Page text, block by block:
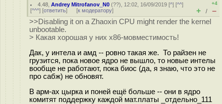
4.48 ,Andrey Mitrofanov_N0 (??), 12:02, 16/09/2019 [^] [^^]
[^^^] [ответить] [к модератору]
+4
+ / –
>>Disabling it on a Zhaoxin CPU might render the kernel
unbootable.
> Какая хорошая у них x86-мовместимость!
Дак, у интела и амд -- ровно такая же. То райзен не
грузится, пока новое ядро не вышло, то новые интелы
вообще не работают, пока биос (да, я знаю, что это не
про сабж) не обновят.
В арм-ах цырка и поней ещё больше -- они в ядро
комитят поддержку каждой мат.платы _отдельно_111